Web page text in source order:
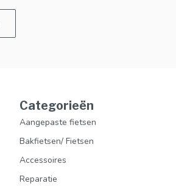
Categorieën
Aangepaste fietsen
Bakfietsen/ Fietsen
Accessoires
Reparatie